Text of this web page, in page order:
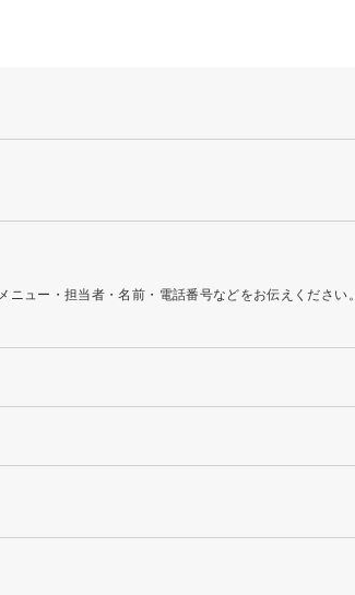
ュー・担当者・名前・電話番号などをお伝えください。